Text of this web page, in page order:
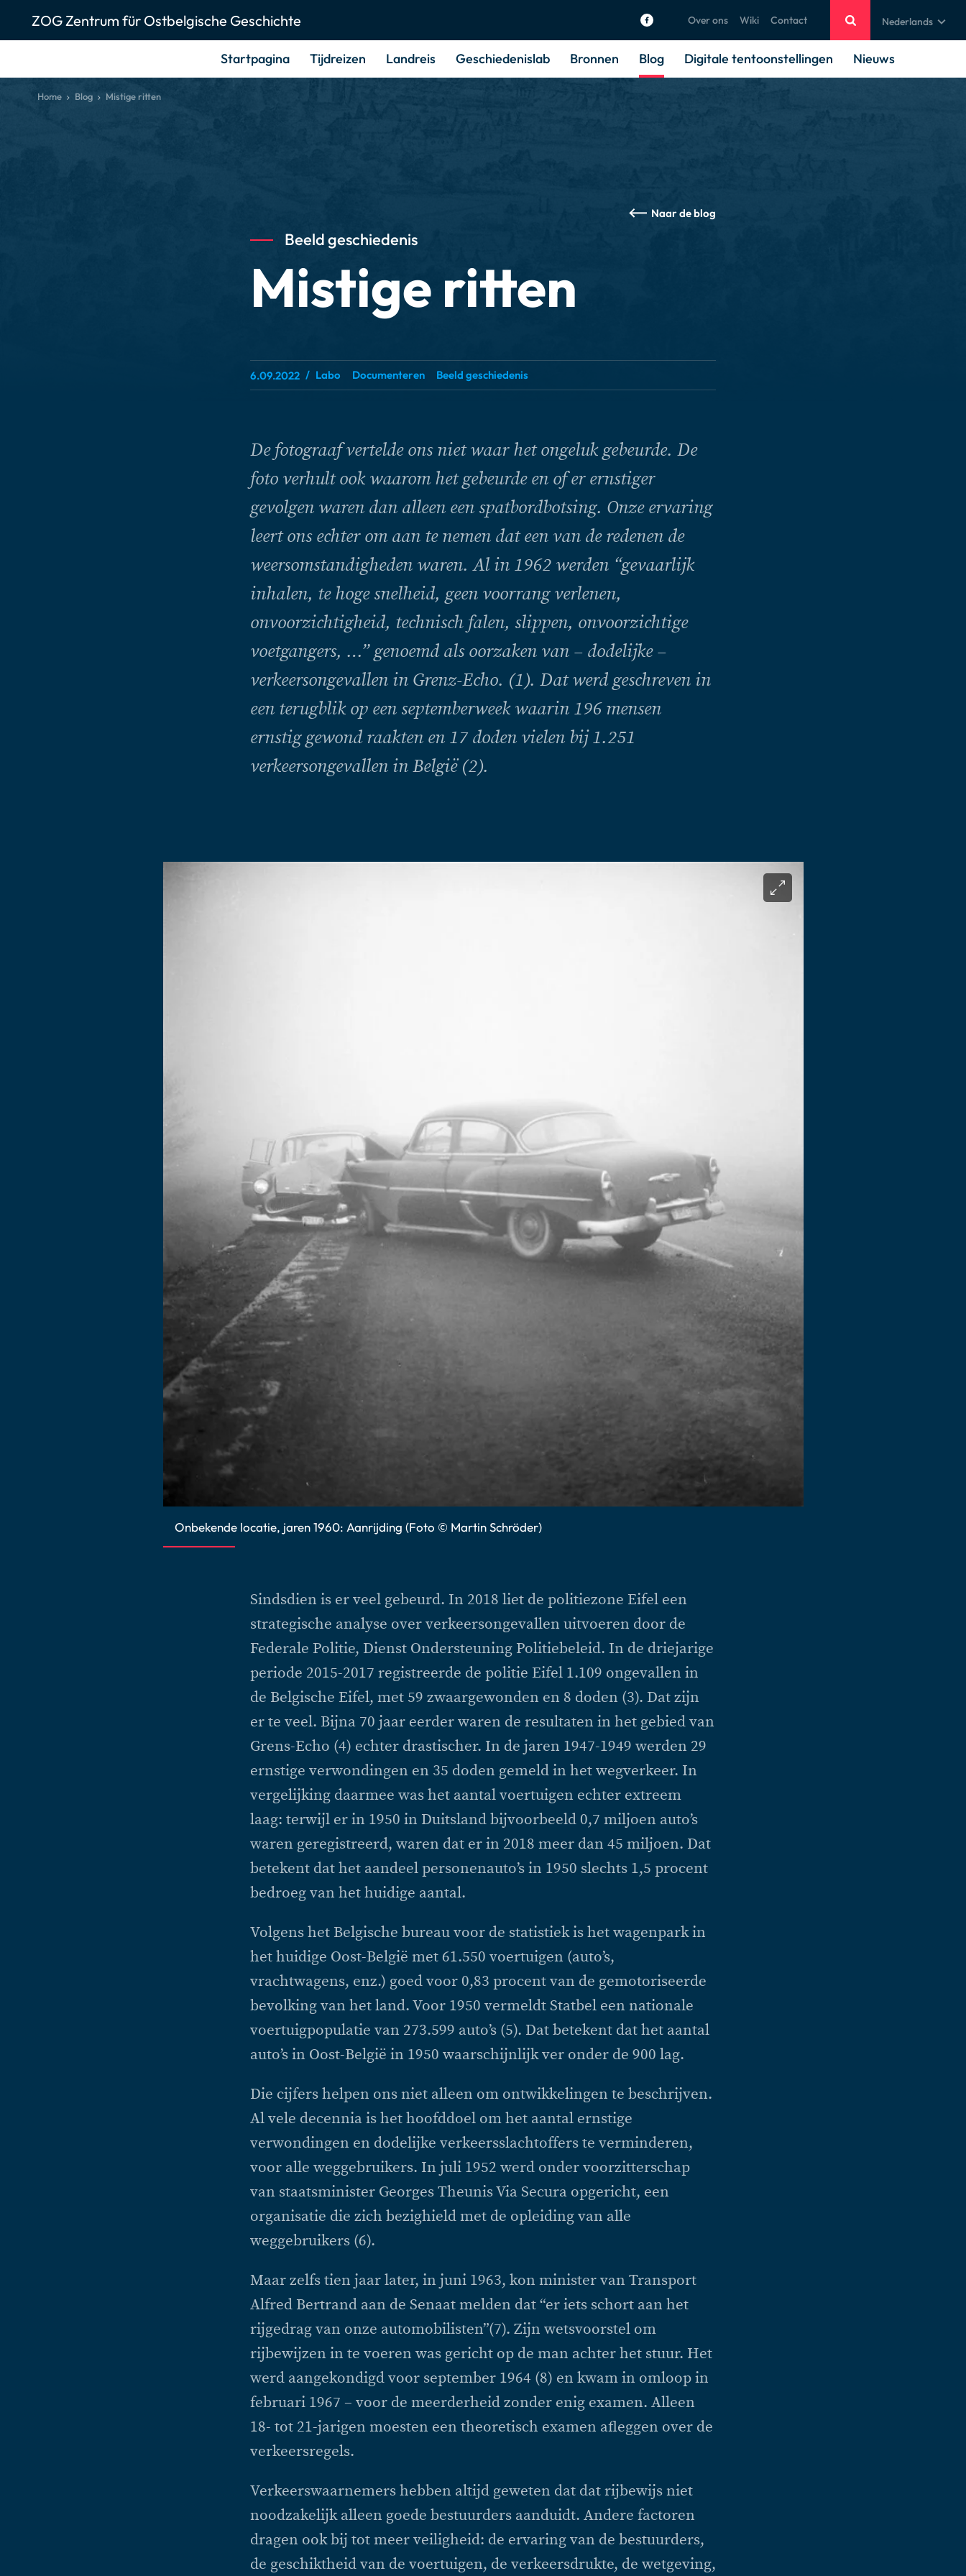
ZOG Zentrum für Ostbelgische Geschichte Over ons Wiki Contact Nederlands
Startpagina Tijdreizen Landreis Geschiedenislab Bronnen Blog Digitale tentoonstellingen Nieuws
Home Blog Mistige ritten
Naar de blog
Beeld geschiedenis
Mistige ritten
6.09.2022 Labo Documenteren Beeld geschiedenis
De fotograaf vertelde ons niet waar het ongeluk gebeurde. De
foto verhult ook waarom het gebeurde en of er ernstiger
gevolgen waren dan alleen een spatbordbotsing. Onze ervaring
leert ons echter om aan te nemen dat een van de redenen de
weersomstandigheden waren. Al in 1962 werden “gevaarlijk
inhalen, te hoge snelheid, geen voorrang verlenen,
onvoorzichtigheid, technisch falen, slippen, onvoorzichtige
voetgangers, …” genoemd als oorzaken van – dodelijke –
verkeersongevallen in Grenz-Echo. (1). Dat werd geschreven in
een terugblik op een septemberweek waarin 196 mensen
ernstig gewond raakten en 17 doden vielen bij 1.251
verkeersongevallen in België (2).
Onbekende locatie, jaren 1960: Aanrijding (Foto © Martin Schröder)
Sindsdien is er veel gebeurd. In 2018 liet de politiezone Eifel een
strategische analyse over verkeersongevallen uitvoeren door de
Federale Politie, Dienst Ondersteuning Politiebeleid. In de driejarige
periode 2015-2017 registreerde de politie Eifel 1.109 ongevallen in
de Belgische Eifel, met 59 zwaargewonden en 8 doden (3). Dat zijn
er te veel. Bijna 70 jaar eerder waren de resultaten in het gebied van
Grens-Echo (4) echter drastischer. In de jaren 1947-1949 werden 29
ernstige verwondingen en 35 doden gemeld in het wegverkeer. In
vergelijking daarmee was het aantal voertuigen echter extreem
laag: terwijl er in 1950 in Duitsland bijvoorbeeld 0,7 miljoen auto’s
waren geregistreerd, waren dat er in 2018 meer dan 45 miljoen. Dat
betekent dat het aandeel personenauto’s in 1950 slechts 1,5 procent
bedroeg van het huidige aantal.
Volgens het Belgische bureau voor de statistiek is het wagenpark in
het huidige Oost-België met 61.550 voertuigen (auto’s,
vrachtwagens, enz.) goed voor 0,83 procent van de gemotoriseerde
bevolking van het land. Voor 1950 vermeldt Statbel een nationale
voertuigpopulatie van 273.599 auto’s (5). Dat betekent dat het aantal
auto’s in Oost-België in 1950 waarschijnlijk ver onder de 900 lag.
Die cijfers helpen ons niet alleen om ontwikkelingen te beschrijven.
Al vele decennia is het hoofddoel om het aantal ernstige
verwondingen en dodelijke verkeersslachtoffers te verminderen,
voor alle weggebruikers. In juli 1952 werd onder voorzitterschap
van staatsminister Georges Theunis Via Secura opgericht, een
organisatie die zich bezighield met de opleiding van alle
weggebruikers (6).
Maar zelfs tien jaar later, in juni 1963, kon minister van Transport
Alfred Bertrand aan de Senaat melden dat “er iets schort aan het
rijgedrag van onze automobilisten”(7). Zijn wetsvoorstel om
rijbewijzen in te voeren was gericht op de man achter het stuur. Het
werd aangekondigd voor september 1964 (8) en kwam in omloop in
februari 1967 – voor de meerderheid zonder enig examen. Alleen
18- tot 21-jarigen moesten een theoretisch examen afleggen over de
verkeersregels.
Verkeerswaarnemers hebben altijd geweten dat dat rijbewijs niet
noodzakelijk alleen goede bestuurders aanduidt. Andere factoren
dragen ook bij tot meer veiligheid: de ervaring van de bestuurders,
de geschiktheid van de voertuigen, de verkeersdrukte, de wetgeving,